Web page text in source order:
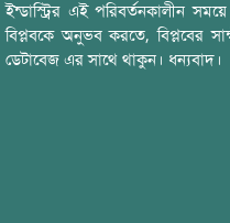
ইন্ডাস্ট্রির এই পরিবর্তনকালীন সময়ে
বিপ্লবকে অনুভব করতে, বিপ্লবের
ডেটাবেজ এর সাথে থাকুন। ধন্যবাদ।